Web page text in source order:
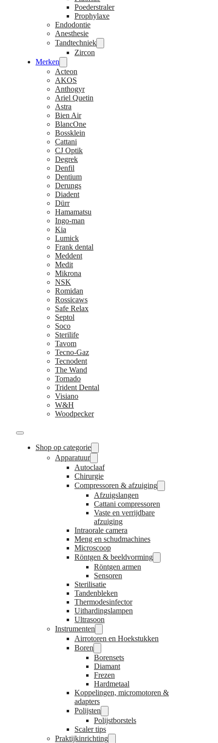
Poederstraler
Prophylaxe
Endodontie
Anesthesie
Tandtechniek
Zircon
Merken
Acteon
AKOS
Anthogyr
Ariel Quetin
Astra
Bien Air
BlancOne
Bossklein
Cattani
CJ Optik
Degrek
Denfil
Dentium
Derungs
Diadent
Dürr
Hamamatsu
Ingo-man
Kia
Lumick
Frank dental
Meddent
Medit
Mikrona
NSK
Romidan
Rossicaws
Safe Relax
Septol
Soco
Sterilife
Tavom
Tecno-Gaz
Tecnodent
The Wand
Tornado
Trident Dental
Visiano
W&H
Woodpecker
Shop op categorie
Apparatuur
Autoclaaf
Chirurgie
Compressoren & afzuiging
Afzuigslangen
Cattani compressoren
Vaste en verrijdbare
afzuiging
Intraorale camera
Meng en schudmachines
Microscoop
Röntgen & beeldvorming
Röntgen armen
Sensoren
Sterilisatie
Tandenbleken
Thermodesinfector
Uithardingslampen
Ultrasoon
Instrumenten
Airrotoren en Hoekstukken
Boren
Borensets
Diamant
Frezen
Hardmetaal
Koppelingen, micromotoren &
adapters
Polijsten
Polijstborstels
Scaler tips
Praktijkinrichting